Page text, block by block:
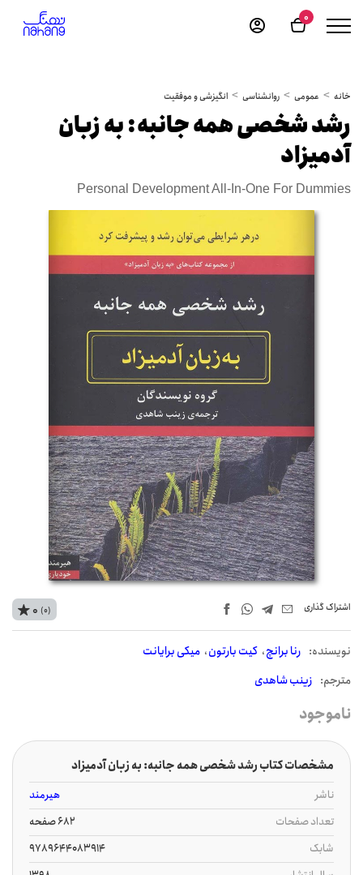
0
خانه عمومی روانشناسی انگیزشی و موفقیت
رشد شخصی همه جانبه: به زبان
آدمیزاد
Personal Development All-In-One For Dummies
اشتراک‌ گذاری
نويسنده: رنا برانچ کیت بارتون میکی برایانت
مترجم: زینب شاهدی
0 (0)
ناموجود
مشخصات کتاب رشد شخصی همه جانبه: به زبان آدمیزاد
ناشر
هیرمند
تعداد صفحات
682 صفحه
شابک
9789644083914